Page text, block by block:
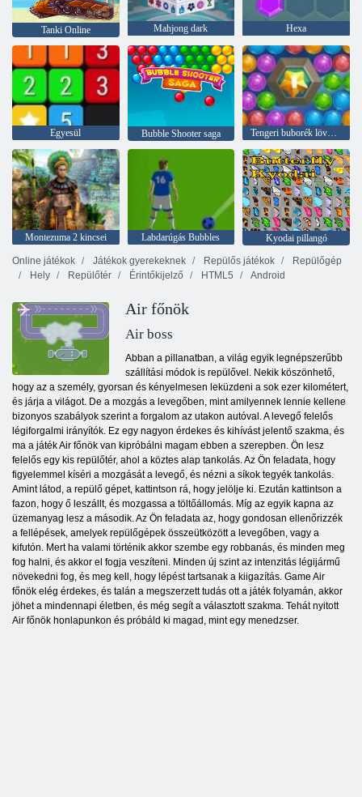
Tanki Online Mahjong dark Hexa
Egyesül Bubble Shooter saga Tengeri buborék lövöldözős
Montezuma 2 kincsei Labdarúgás Bubbles
Kyodai pillangó
Online játékok
Játékok gyerekeknek Repülős játékok
Repülőgép
Hely
Repülőtér Érintőkijelző HTML5 Android
Air főnök
Air boss
Abban a pillanatban, a világ egyik legnépszerűbb
szállítási módok is repülővel. Nekik köszönhető,
hogy az a személy, gyorsan és kényelmesen leküzdeni a sok ezer kilométert,
és járja a világot. De a mozgás a levegőben, mint amilyennek lennie kellene
bizonyos szabályok szerint a forgalom az utakon autóval. A levegő felelős
légiforgalmi irányítók. Ez egy nagyon érdekes és kihívást jelentő szakma, és
ma a játék Air főnök van kipróbálni magam ebben a szerepben. Ön lesz
felelős egy kis repülőtér, ahol a köztes alap tankolás. Az Ön feladata, hogy
figyelemmel kíséri a mozgását a levegő, és nézni a síkok tegyék tankolás.
Amint látod, a repülő gépet, kattintson rá, hogy jelölje ki. Ezután kattintson a
fazon, hogy ő leszállt, és mozgassa a töltőállomás. Míg az egyik kapna az
üzemanyag lesz a második. Az Ön feladata az, hogy gondosan ellenőrizzék
a fellépések, amelyek repülőgépek összeütközött a levegőben, vagy a
kifutón. Mert ha valami történik akkor szembe egy robbanás, és minden meg
fog halni, és akkor el fogja veszíteni. Minden új szint az intenzitás légijármű
növekedni fog, és meg kell, hogy lépést tartsanak a kiigazítás. Game Air
főnök elég érdekes, és talán a megszerzett tudás ott a játék folyamán, akkor
jöhet a mindennapi életben, és még segít a választott szakma. Tehát nyitott
Air főnök honlapunkon és próbáld ki magad, mint egy menedzser.